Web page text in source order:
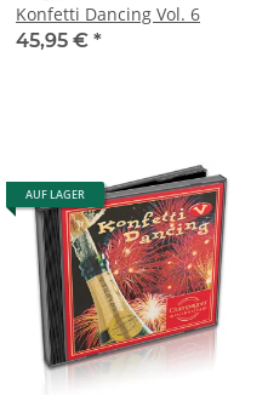
Konfetti Dancing Vol. 6
45,95 € *
AUF LAGER